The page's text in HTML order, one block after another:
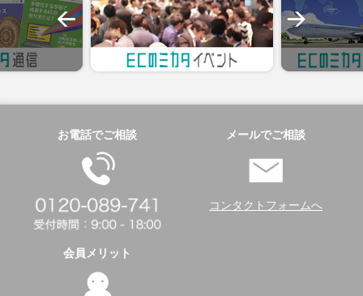
お電話でご相談 メールでご相談
コンタクトフォームへ
会員メリット